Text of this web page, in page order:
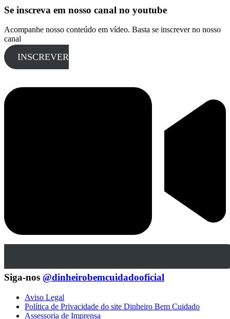
Se inscreva em nosso canal no youtube
Acompanhe nosso conteúdo em vídeo. Basta se inscrever no nosso
canal
INSCREVER
Siga-nos @dinheirobemcuidadooficial
Aviso Legal
Política de Privacidade do site Dinheiro Bem Cuidado
Assessoria de Imprensa